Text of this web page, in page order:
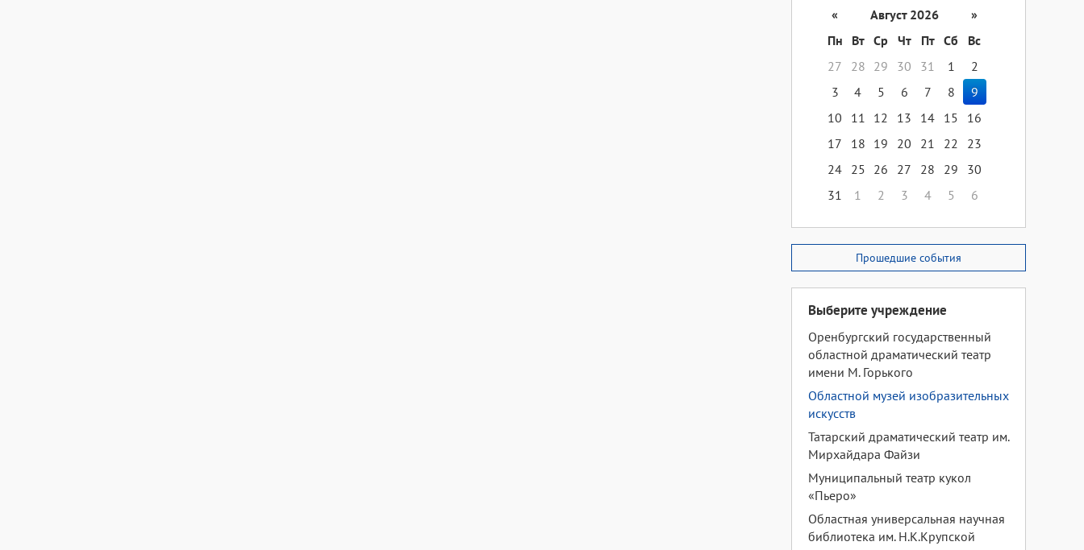
« Август 2026
»
Пн
Вт Ср Чт Пт Сб
Вс
27
28 29 30 31 1
2
3
4 5 6 7 8
9
10
11 12 13 14 15
16
17
18 19 20 21 22
23
24 25 26 27 28 29
30
31
1 2 3 4 5 6
Прошедшие события
Выберите учреждение
Оренбургский государственный
областной драматический театр
имени М. Горького
Областной музей изобразительных
искусств
Татарский драматический театр им.
Мирхайдара Файзи
Муниципальный театр кукол
«Пьеро»
Областная универсальная научная
библиотека им. Н.К.Крупской